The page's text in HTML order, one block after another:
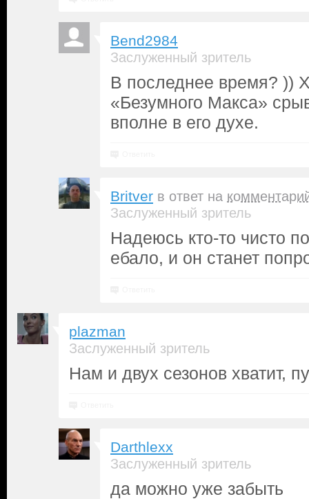
Bend2984
Заслуженный зритель
В последнее время? ))
«Безумного Макса»
вполне в его духе.
Britver в ответ на
Заслуженный зритель
Надеюсь кто-то чисто
ебало, и он станет
plazman
Заслуженный зритель
Нам и двух сезонов хватит,
Darthlexx
Заслуженный зритель
да можно уже забыть